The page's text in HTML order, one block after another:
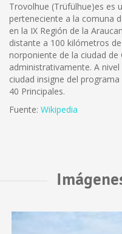
Trovolhue (Trüfülhue)es es
perteneciente a la comuna
en la IX Región de la
distante a 100 kilómetros
norponiente de la ciudad de
administrativamente. A
ciudad insigne del
40 Principales.
Fuente: Wikipedia